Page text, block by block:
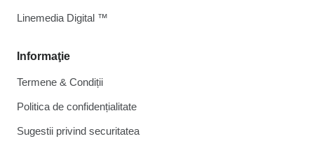
Informaţie
Termene & Condiții
Politica de confidențialitate
Sugestii privind securitatea
Linemedia Digital ™